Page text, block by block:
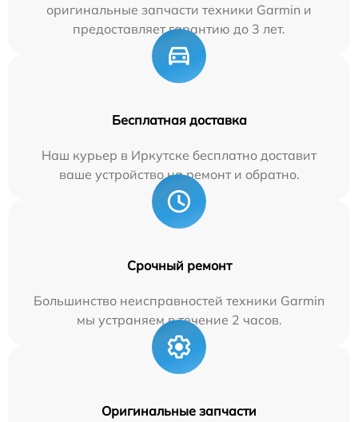
оригинальные запчасти техники Garmin и
предоставляет гарантию до 3 лет.
Бесплатная доставка
Наш курьер в Иркутске бесплатно доставит
ваше устройство на ремонт и обратно.
Срочный ремонт
Большинство неисправностей техники Garmin
мы устраняем в течение 2 часов.
Оригинальные запчасти